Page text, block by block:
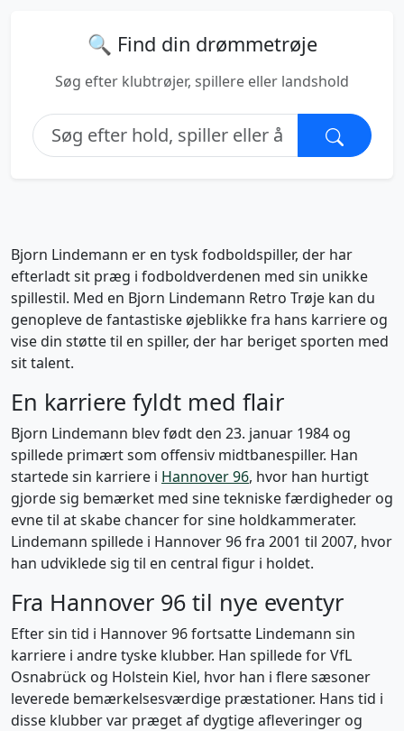
🔍 Find din drømmetrøje
Søg efter klubtrøjer, spillere eller landshold
Bjorn Lindemann er en tysk fodboldspiller, der har
efterladt sit præg i fodboldverdenen med sin unikke
spillestil. Med en Bjorn Lindemann Retro Trøje kan du
genopleve de fantastiske øjeblikke fra hans karriere og
vise din støtte til en spiller, der har beriget sporten med
sit talent.
En karriere fyldt med flair
Bjorn Lindemann blev født den 23. januar 1984 og
spillede primært som offensiv midtbanespiller. Han
startede sin karriere i Hannover 96, hvor han hurtigt
gjorde sig bemærket med sine tekniske færdigheder og
evne til at skabe chancer for sine holdkammerater.
Lindemann spillede i Hannover 96 fra 2001 til 2007, hvor
han udviklede sig til en central figur i holdet.
Fra Hannover 96 til nye eventyr
Efter sin tid i Hannover 96 fortsatte Lindemann sin
karriere i andre tyske klubber. Han spillede for VfL
Osnabrück og Holstein Kiel, hvor han i flere sæsoner
leverede bemærkelsesværdige præstationer. Hans tid i
disse klubber var præget af dygtige afleveringer og